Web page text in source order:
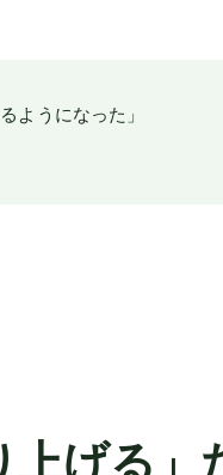
ようになった」
げる」